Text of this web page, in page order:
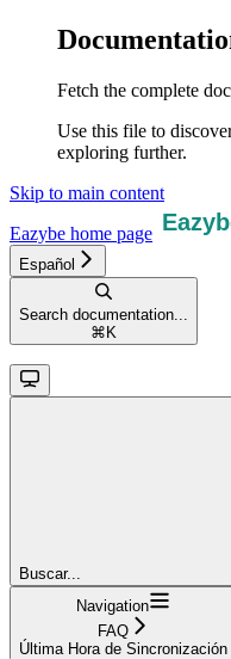
Fetch the complete
Use this file to
exploring further.
Skip to main content
Eazybe home page
Español
Search documentation...
⌘ K
Buscar...
Navigation
FAQ
Última Hora de Sincronización